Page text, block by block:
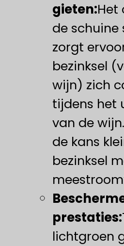
gieten:Het
de schuine
zorgt
bezinksel
wijn) zich
tijdens het
van de
de kans
bezinksel
prestaties:​
lichtgroen